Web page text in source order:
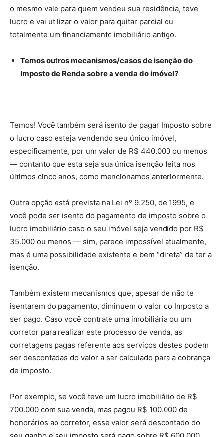
o mesmo vale para quem vendeu sua residência, teve
lucro e vai utilizar o valor para quitar parcial ou
totalmente um financiamento imobiliário antigo.
Temos outros mecanismos/casos de isenção do
Imposto de Renda sobre a venda do imóvel?
Temos! Você também será isento de pagar Imposto sobre
o lucro caso esteja vendendo seu único imóvel,
especificamente, por um valor de R$ 440.000 ou menos
— contanto que esta seja sua única isenção feita nos
últimos cinco anos, como mencionamos anteriormente.
Outra opção está prevista na Lei nº 9.250, de 1995, e
você pode ser isento do pagamento de imposto sobre o
lucro imobiliário caso o seu imóvel seja vendido por R$
35.000 ou menos — sim, parece impossível atualmente,
mas é uma possibilidade existente e bem “direta” de ter a
isenção.
Também existem mecanismos que, apesar de não te
isentarem do pagamento, diminuem o valor do Imposto a
ser pago. Caso você contrate uma imobiliária ou um
corretor para realizar este processo de venda, as
corretagens pagas referente aos serviços destes podem
ser descontadas do valor a ser calculado para a cobrança
de imposto.
Por exemplo, se você teve um lucro imobiliário de R$
700.000 com sua venda, mas pagou R$ 100.000 de
honorários ao corretor, esse valor será descontado do